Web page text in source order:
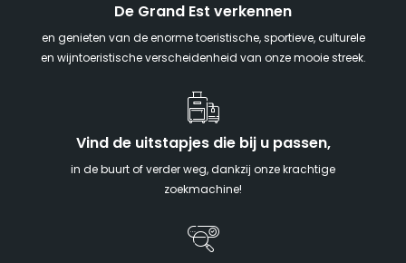
De Grand Est verkennen
en genieten van de enorme toeristische, sportieve, culturele
en wijntoeristische verscheidenheid van onze mooie streek.
Vind de uitstapjes die bij u passen,
in de buurt of verder weg, dankzij onze krachtige
zoekmachine!